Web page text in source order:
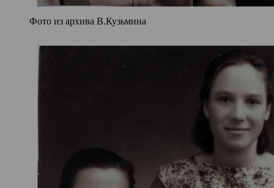
Фото из архива В.Кузьмина